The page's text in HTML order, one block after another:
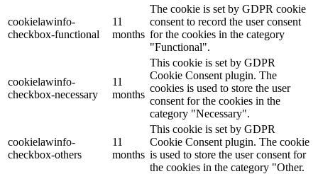
cookielawinfo-
checkbox-functional
11
months
The cookie is set by GDPR cookie
consent to record the user consent
for the cookies in the category
"Functional".
cookielawinfo-
checkbox-necessary
11
months
This cookie is set by GDPR
Cookie Consent plugin. The
cookies is used to store the user
consent for the cookies in the
category "Necessary".
cookielawinfo-
checkbox-others
11
months
This cookie is set by GDPR
Cookie Consent plugin. The cookie
is used to store the user consent for
the cookies in the category "Other.